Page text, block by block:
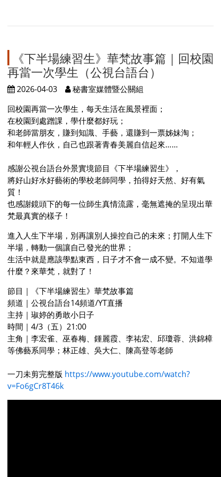
《下半場練習生》華梵故事篇｜回校園
再當一次學生（公視台語台）
2026-04-03
秘書室媒體暨公關組
回校園再當一次學生，每天生活在風景裡面；
在校園到處蹭課，學什麼都好玩；
和老師當朋友，賺到知識、手藝，還賺到一票姊妹淘；
和年輕人作伙，自己也跟著青春美麗自信起來……
感謝公視台語台外景實境節目《下半場練習生》，
將好山好水好藝術的學校老師同學，拍得好天然、好有氣
質！
也感謝鏡頭下的每一位師生真情流露，毫無遮掩的呈現出華
梵最真實的樣子！
進入人生下半場，別再讓別人操控自己的未來；打開人生下
半場，轉動一個讓自己發光的世界；
生活中就是應該學點東西，日子才不會一成不變。不知道學
什麼？來華梵，就對了！
節目｜《下半場練習生》華梵故事篇
頻道｜公視台語台14頻道/YT直播
主持｜琡婷的勇敢小日子
時間｜4/3（五）21:00
主角｜李宏雀、巫春梅、鍾麗霞、李祐宏、邱瓊蓉、洪錦樟
等佛藝系同學；林正雄、吳大仁、陳高登等老師
一刀未剪完整版 https://www.youtube.com/watch?
v=Fo6gCr8T46k